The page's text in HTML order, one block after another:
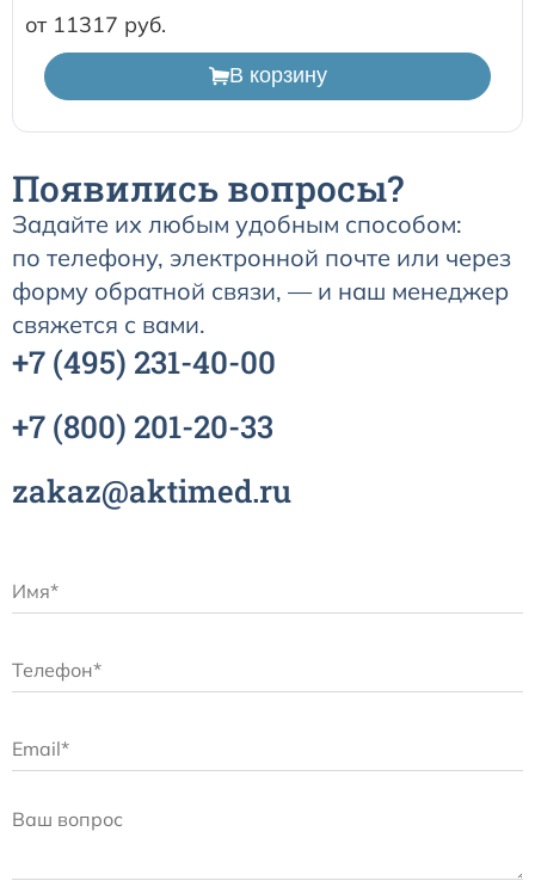
от 11317
В корзину
Появились вопросы?
Задайте их любым удобным способом:
по телефону, электронной почте или через
форму обратной связи, — и наш менеджер
свяжется с вами.
+7 (495) 231-40-00
+7 (800) 201-20-33
zakaz@aktimed.ru